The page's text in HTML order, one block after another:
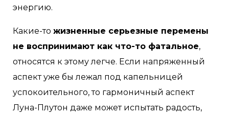
энергию.
Какие-то жизненные серьезные перемены
не воспринимают как что-то фатальное,
относятся к этому легче. Если напряженный
аспект уже бы лежал под капельницей
успокоительного, то гармоничный аспект
Луна-Плутон даже может испытать радость,